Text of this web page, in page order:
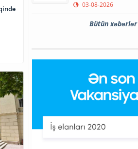
03-08-2026
Bütün xəbərlər